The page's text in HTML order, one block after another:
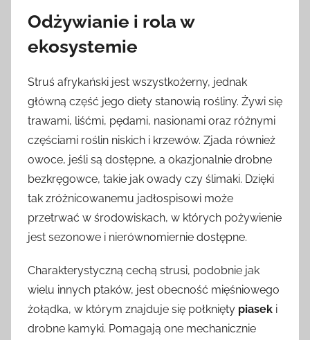
Odżywianie i rola w
ekosystemie
Struś afrykański jest wszystkożerny, jednak
główną część jego diety stanowią rośliny. Żywi się
trawami, liśćmi, pędami, nasionami oraz różnymi
częściami roślin niskich i krzewów. Zjada również
owoce, jeśli są dostępne, a okazjonalnie drobne
bezkręgowce, takie jak owady czy ślimaki. Dzięki
tak zróżnicowanemu jadłospisowi może
przetrwać w środowiskach, w których pożywienie
jest sezonowe i nierównomiernie dostępne.
Charakterystyczną cechą strusi, podobnie jak
wielu innych ptaków, jest obecność mięśniowego
żołądka, w którym znajduje się połknięty piasek i
drobne kamyki. Pomagają one mechanicznie